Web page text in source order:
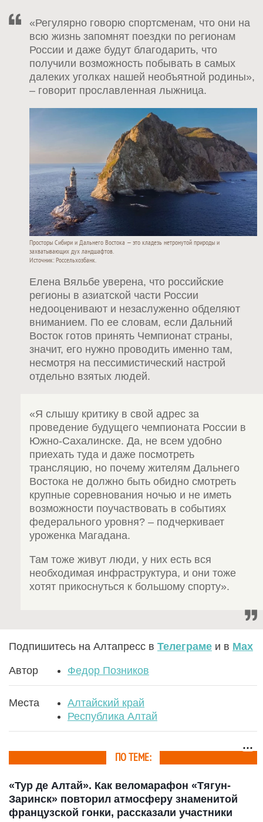
«Регулярно говорю спортсменам, что они на
всю жизнь запомнят поездки по регионам
России и даже будут благодарить, что
получили возможность побывать в самых
далеких уголках нашей необъятной родины»,
– говорит прославленная лыжница.
Просторы Сибири и Дальнего Востока — это кладезь нетронутой природы и
захватывающих дух ландшафтов.
Источник: Россельхозбанк.
Елена Вяльбе уверена, что российские
регионы в азиатской части России
недооценивают и незаслуженно обделяют
вниманием. По ее словам, если Дальний
Восток готов принять Чемпионат страны,
значит, его нужно проводить именно там,
несмотря на пессимистический настрой
отдельно взятых людей.
«Я слышу критику в свой адрес за
проведение будущего чемпионата России в
Южно-Сахалинске. Да, не всем удобно
приехать туда и даже посмотреть
трансляцию, но почему жителям Дальнего
Востока не должно быть обидно смотреть
крупные соревнования ночью и не иметь
возможности поучаствовать в событиях
федерального уровня? – подчеркивает
уроженка Магадана.
Там тоже живут люди, у них есть вся
необходимая инфраструктура, и они тоже
хотят прикоснуться к большому спорту».
Подпишитесь на Алтапресс в Телеграме и в Max
Автор Федор Позников
Места
Алтайский край
Республика Алтай
ПО ТЕМЕ:
«Тур де Алтай». Как веломарафон «Тягун-
Заринск» повторил атмосферу знаменитой
французской гонки, рассказали участники